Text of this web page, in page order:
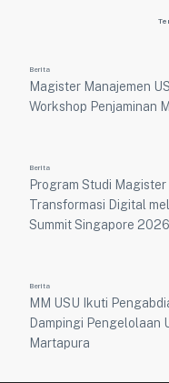
Berita
Magister Manajemen
Workshop Penjaminan
Berita
Program Studi
Transformasi Digital
Summit Singapore 2026
Berita
MM USU Ikuti
Dampingi Pengelolaan
Martapura